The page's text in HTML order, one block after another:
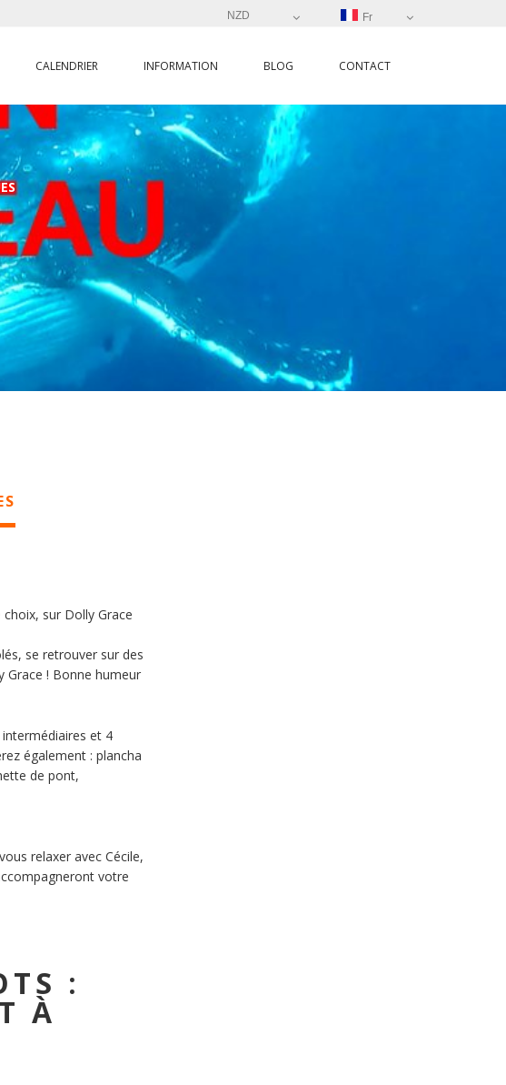
Fr
NZD
CALENDRIER INFORMATION BLOG CONTACT
sur Dolly Grace
se retrouver sur des
Grace ! Bonne humeur
et 4
également : plancha
de pont,
relaxer avec Cécile,
votre
:
À